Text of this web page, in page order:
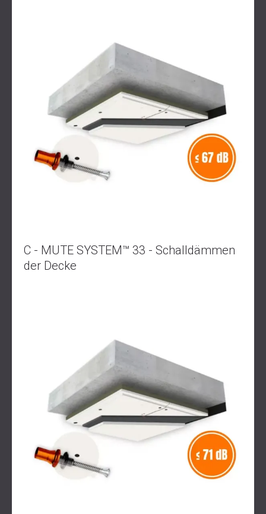
SCHALLDÄMMUNG UND
AKUSTIKLÖSUNGEN FÜR
EINZELHANDELSFLÄCHEN
SCHALLSCHUTZ UND AKUSTIK FÜR
BILDUNGSEINRICHTUNGEN
SCHALLSCHUTZ UND AKUSTIK FÜR
GESUNDHEITSEINRICHTUNGE
SCHALLSCHUTZ UND
AKUSTIKLÖSUNGEN FÜR DEN
AUDIOLOGIEBEREICH
РОССИЯ (RU)
USA (US)
SOUTH AFRICA (ZA)
C - MUTE SYSTEM™ 33 - Schalldämmen
der Decke